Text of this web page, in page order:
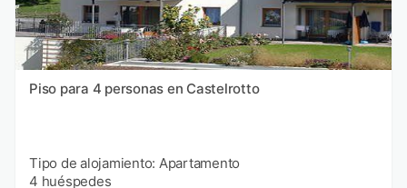
Piso para 4 personas en Castelrotto
Tipo de alojamiento: Apartamento
4 huéspedes